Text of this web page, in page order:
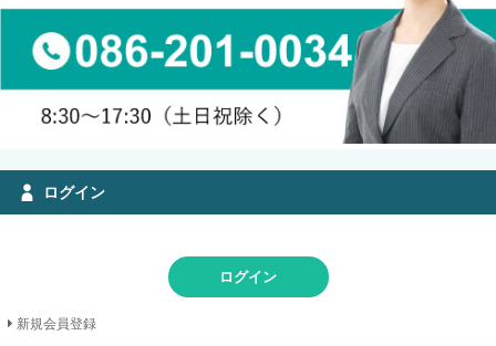
ログイン
ログイン
新規会員登録